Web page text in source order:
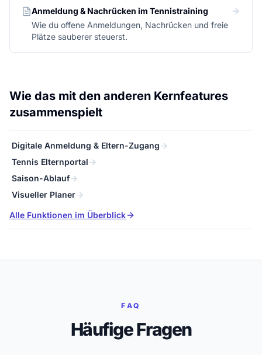
Anmeldung & Nachrücken im Tennistraining
Wie du offene Anmeldungen, Nachrücken und freie
Plätze sauberer steuerst.
Wie das mit den anderen Kernfeatures
zusammenspielt
Digitale Anmeldung & Eltern-Zugang
Tennis Elternportal
Saison-Ablauf
Visueller Planer
Alle Funktionen im Überblick
FAQ
Häufige Fragen